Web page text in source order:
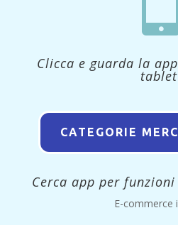
Clicca e guarda la
tablet
CATEGORIE
Cerca app per funzioni
E-commerce